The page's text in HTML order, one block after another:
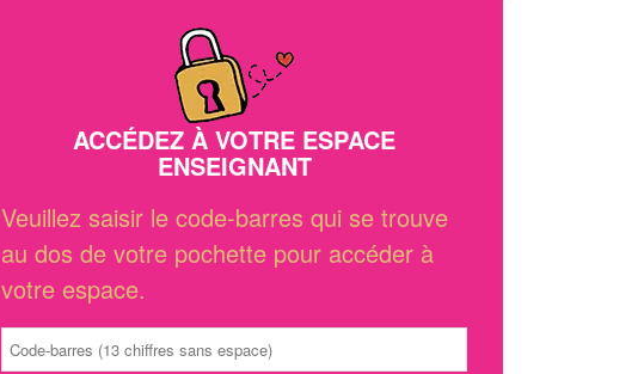
ACCÉDEZ À VOTRE ESPACE
ENSEIGNANT
Veuillez saisir le code-barres qui se trouve
au dos de votre pochette pour accéder à
votre espace.